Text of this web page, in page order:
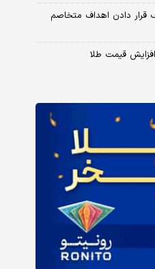
قرار دادن اهداف متخاصم